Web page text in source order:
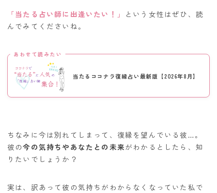
「当たる占い師に出逢いたい！」
という女性はぜひ、読
んでみてくださいね。
あわせて読みたい
当たるココナラ復縁占い最新版【2026年8月】
ちなみに今は別れてしまって、復縁を望んでいる彼…。
彼の今の気持ちやあなたとの未来がわかるとしたら、知
りたいでしょうか？
実は、訳あって彼の気持ちがわからなくなっていた私で